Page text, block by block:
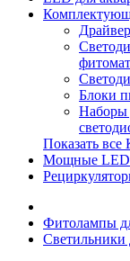
Блоки
Наборы
Показать
Мощные LED
Фитолампы
Светильники